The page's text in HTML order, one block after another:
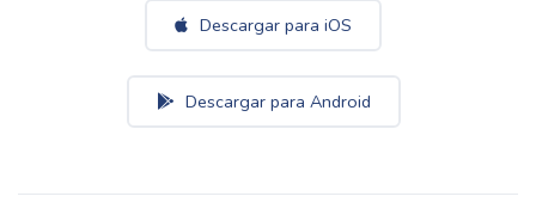
Descargar para iOS
Descargar para Android